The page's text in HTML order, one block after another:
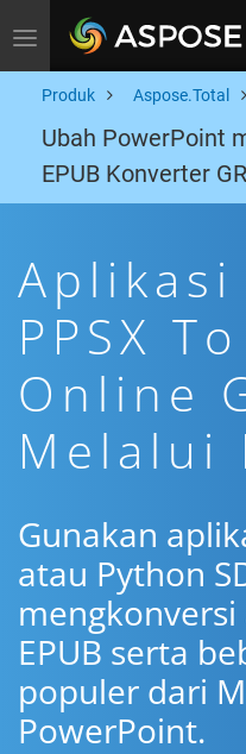
Toggle navigation
Produk Aspose.Total
Ubah PowerPoint
EPUB Konverter
Aplikasi
PPSX
Online
Melalui
Gunakan
atau Python
mengkonversi
EPUB serta
populer dari
PowerPoint.